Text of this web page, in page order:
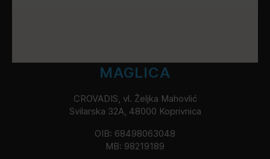
MAGLICA
CROVADIS, vl. Željka Mahovlić
Svilarska 32A, 48000 Koprivnica
OIB: 68498063048
MB: 98219189